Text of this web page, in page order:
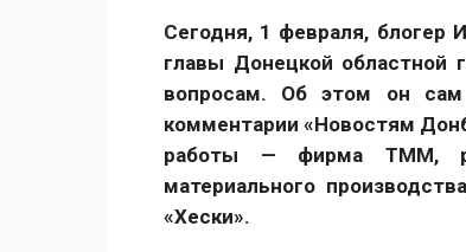
Сегодня, 1 февраля, блогер
главы Донецкой областной
вопросам. Об этом он
комментарии «Новостям
работы — фирма ТММ,
материального
«Хески».